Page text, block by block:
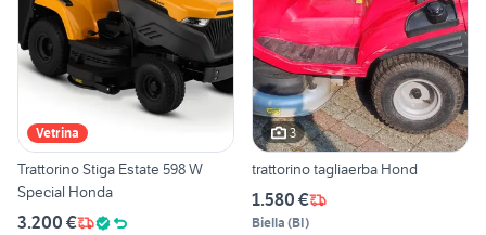
Vetrina
Trattorino Stiga Estate 598 W
Special Honda
3.200 €
3
trattorino tagliaerba Hond
1.580 €
Biella (BI)